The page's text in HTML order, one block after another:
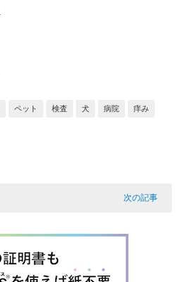
ペット 検査 犬 病院 痒み
次の記事